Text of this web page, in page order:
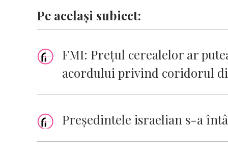
Pe același subiect:
FMI: Preţul cerealelor ar
acordului privind coridorul
Preşedintele israelian s-a